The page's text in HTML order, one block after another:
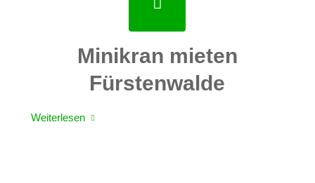
Minikran mieten
Fürstenwalde
Weiterlesen